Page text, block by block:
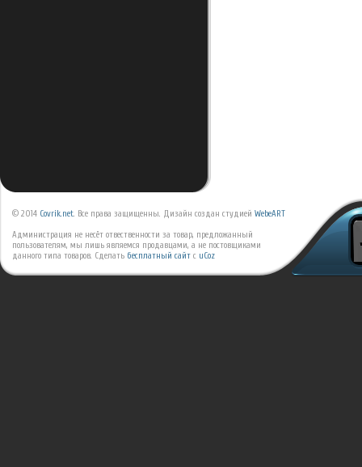
© 2014 Covrik.net. Все права защищенны. Дизайн создан студией WebeART
Администрация не несёт отвественности за товар, предложанный
пользователям, мы лишь являемся продавцами, а не постовщиками
данного типа товаров. Сделать бесплатный сайт с uCoz